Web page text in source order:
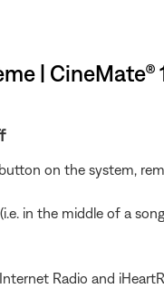
|
on the system,
in the middle of a
Radio and